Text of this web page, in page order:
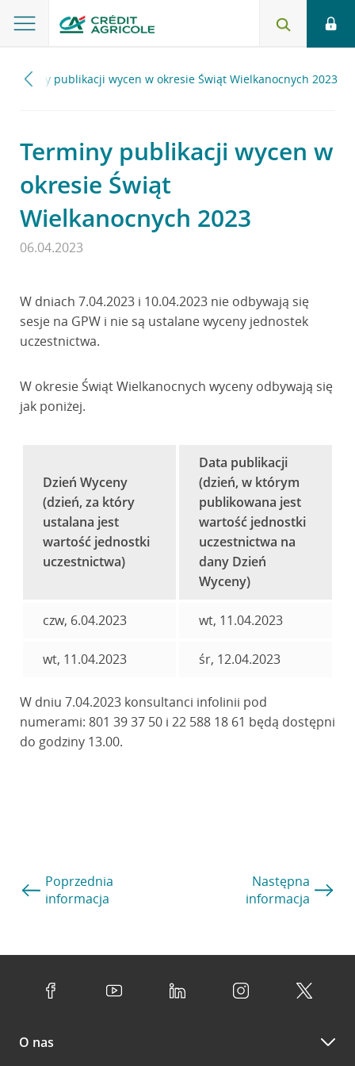
Terminy publikacji wycen w okresie Świąt Wielkanocnych 2023
Terminy publikacji wycen w
okresie Świąt
Wielkanocnych 2023
06.04.2023
W dniach 7.04.2023 i 10.04.2023 nie odbywają się
sesje na GPW i nie są ustalane wyceny jednostek
uczestnictwa.
W okresie Świąt Wielkanocnych wyceny odbywają się
jak poniżej.
Dzień Wyceny
(dzień, za który
ustalana jest
wartość jednostki
uczestnictwa)
Data publikacji
(dzień, w którym
publikowana jest
wartość jednostki
uczestnictwa na
dany Dzień
Wyceny)
czw, 6.04.2023 wt, 11.04.2023
wt, 11.04.2023 śr, 12.04.2023
W dniu 7.04.2023 konsultanci infolinii pod
numerami: 801 39 37 50 i 22 588 18 61 będą dostępni
do godziny 13.00.
Poprzednia
informacja
Następna
informacja
O nas